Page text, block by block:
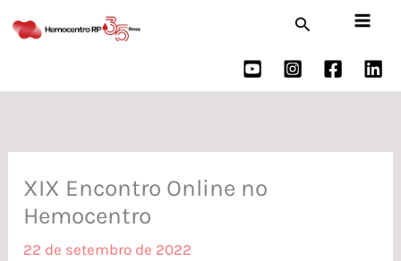
para
conteúdo
Pesquisar
XIX Encontro Online no
Hemocentro
22 de setembro de 2022